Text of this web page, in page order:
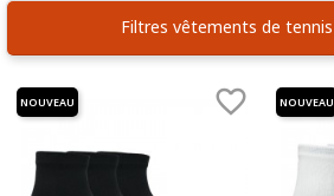
Filtres vêtements de tennis

NOUVEAU NOUVEAU